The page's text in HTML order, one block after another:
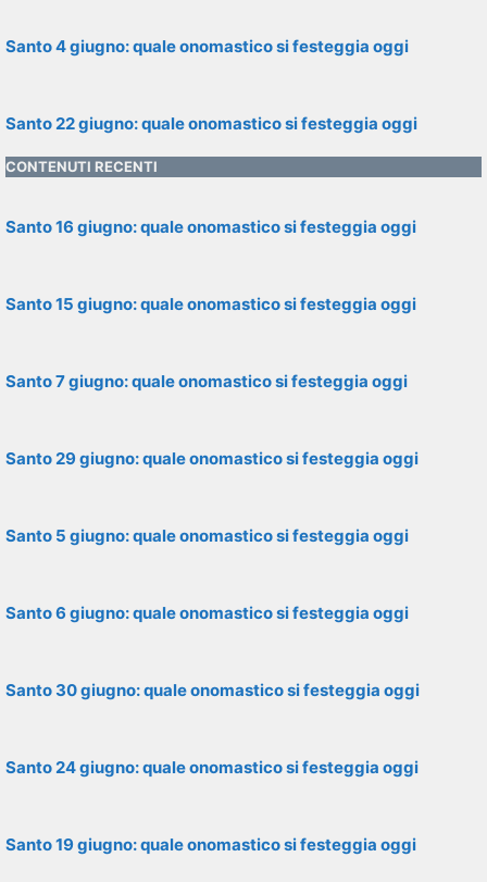
Santo 4 giugno: quale onomastico si festeggia oggi
Santo 22 giugno: quale onomastico si festeggia oggi
CONTENUTI RECENTI
Santo 16 giugno: quale onomastico si festeggia oggi
Santo 15 giugno: quale onomastico si festeggia oggi
Santo 7 giugno: quale onomastico si festeggia oggi
Santo 29 giugno: quale onomastico si festeggia oggi
Santo 5 giugno: quale onomastico si festeggia oggi
Santo 6 giugno: quale onomastico si festeggia oggi
Santo 30 giugno: quale onomastico si festeggia oggi
Santo 24 giugno: quale onomastico si festeggia oggi
Santo 19 giugno: quale onomastico si festeggia oggi